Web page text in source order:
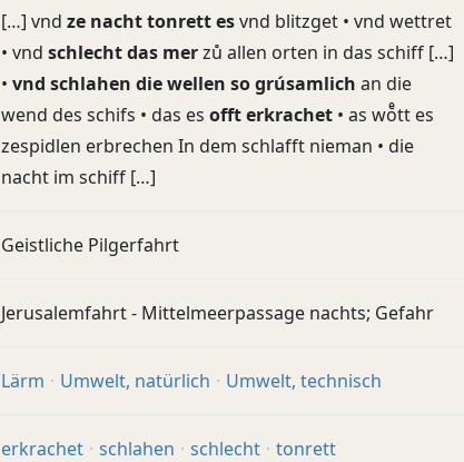
[…] vnd ze nacht tonrett esvnd blitzget • vnd wettret
• vnd schlecht das merzů allen orten in das schiff […]
• vnd schlahen die wellen so grúsamlich an die
wend des schifs • das es offt erkrachet • as woͤtt es
zespidlen erbrechen In dem schlafft nieman • die
nacht im schiff […]
Geistliche Pilgerfahrt
Jerusalemfahrt - Mittelmeerpassage nachts; Gefahr
Lärm Umwelt, natürlich Umwelt, technisch
erkrachet schlahen schlecht tonrett